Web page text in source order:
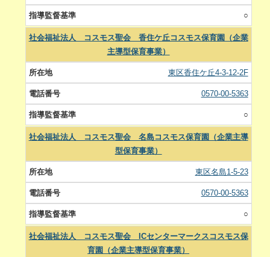
○
社会福祉法人 コスモス聖会 香住ケ丘コスモス保育園（企業
主導型保育事業）
東区香住ケ丘4-3-12-2F
0570-00-5363
○
社会福祉法人 コスモス聖会 名島コスモス保育園（企業主導
型保育事業）
東区名島1-5-23
0570-00-5363
○
社会福祉法人 コスモス聖会 ICセンターマークスコスモス保
育園（企業主導型保育事業）